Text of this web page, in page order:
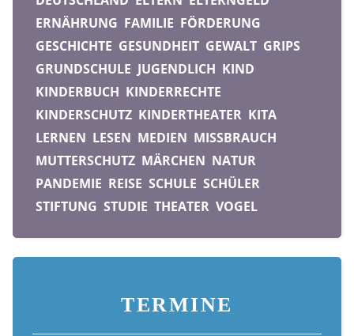
ERNÄHRUNG FAMILIE FÖRDERUNG
GESCHICHTE GESUNDHEIT GEWALT GRIPS
GRUNDSCHULE JUGENDLICH KIND
KINDERBUCH KINDERRECHTE
KINDERSCHUTZ KINDERTHEATER KITA
LERNEN LESEN MEDIEN MISSBRAUCH
MUTTERSCHUTZ MÄRCHEN NATUR
PANDEMIE REISE SCHULE SCHÜLER
STIFTUNG STUDIE THEATER VOGEL
TERMINE